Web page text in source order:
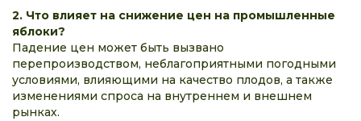
2. Что влияет на снижение цен на промышленные
яблоки?
Падение цен может быть вызвано
перепроизводством, неблагоприятными погодными
условиями, влияющими на качество плодов, а также
изменениями спроса на внутреннем и внешнем
рынках.